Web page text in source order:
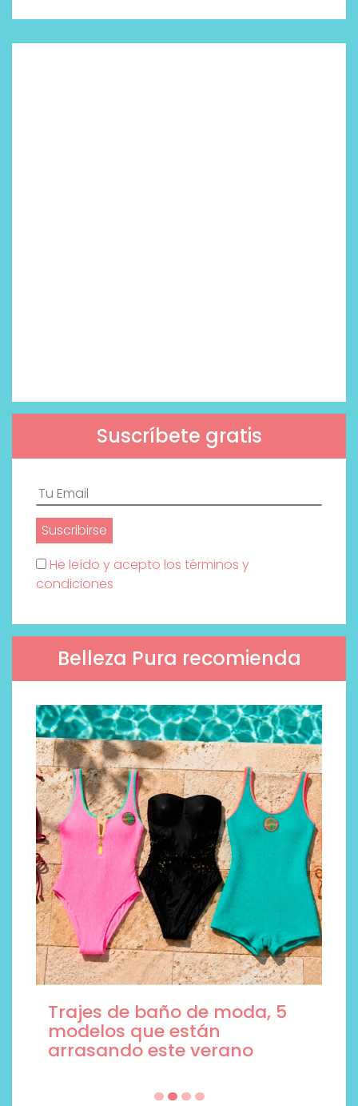
Suscríbete gratis
He leído y acepto los términos y
condiciones
Belleza Pura recomienda
Trajes de baño de moda, 5
modelos que están
arrasando este verano